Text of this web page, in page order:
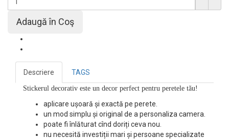
Descriere TAGS
Stickerul decorativ este un decor perfect pentru peretele tău!
aplicare ușoară și exactă pe perete.
un mod simplu și original de a personaliza camera.
poate fi înlăturat cînd doriți ceva nou.
nu necesită investiții mari și persoane specializate